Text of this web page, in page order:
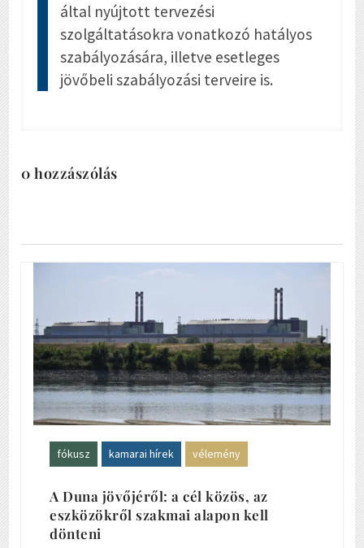
által nyújtott tervezési
szolgáltatásokra vonatkozó hatályos
szabályozására, illetve esetleges
jövőbeli szabályozási terveire is.
0 hozzászólás
fókusz kamarai hírek vélemény
A Duna jövőjéről: a cél közös, az
eszközökről szakmai alapon kell
dönteni